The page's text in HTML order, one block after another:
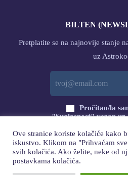
BILTEN
Pretplatite se na najnovije stanje
uz
Pročitao/la
"Suglasnost" vezan uz
i DAJEM svoj
Ove stranice koriste kolačiće kako
iskustvo. Klikom na "Prihvaćam
svih kolačića. Ako želite, neke od
postavkama kolačića.